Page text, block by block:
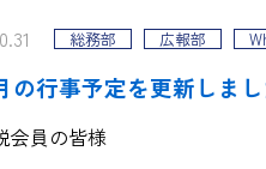
総務部 広報部
の行事予定を更新しまし
会員の皆様